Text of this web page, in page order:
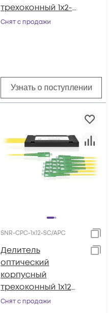
трехоконный 1х2-
15/85
Снят с продажи
Узнать о поступлении
SNR-CPC-1x12-SC/APC
Делитель
оптический
корпусный
трехоконный 1х12
SC/APC
Снят с продажи